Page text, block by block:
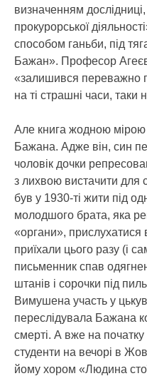
визначенням
прокурорської
способом ганьби, під
Бажан». Професор
«залишився переважно
на ті страшні часи, таки
Але книга жодною
Бажана. Адже він, син
чоловік дочки
з лихвою вистачити для
був у 1930-ті жити під
молодшого брата, яка
«органи», прислухатися
приїхали цього разу (і
письменник спав
штанів і сорочки під
Вимушена участь у
переслідувала Бажана
смерті. А вже на
студенти на вечорі в
йому хором «Людина